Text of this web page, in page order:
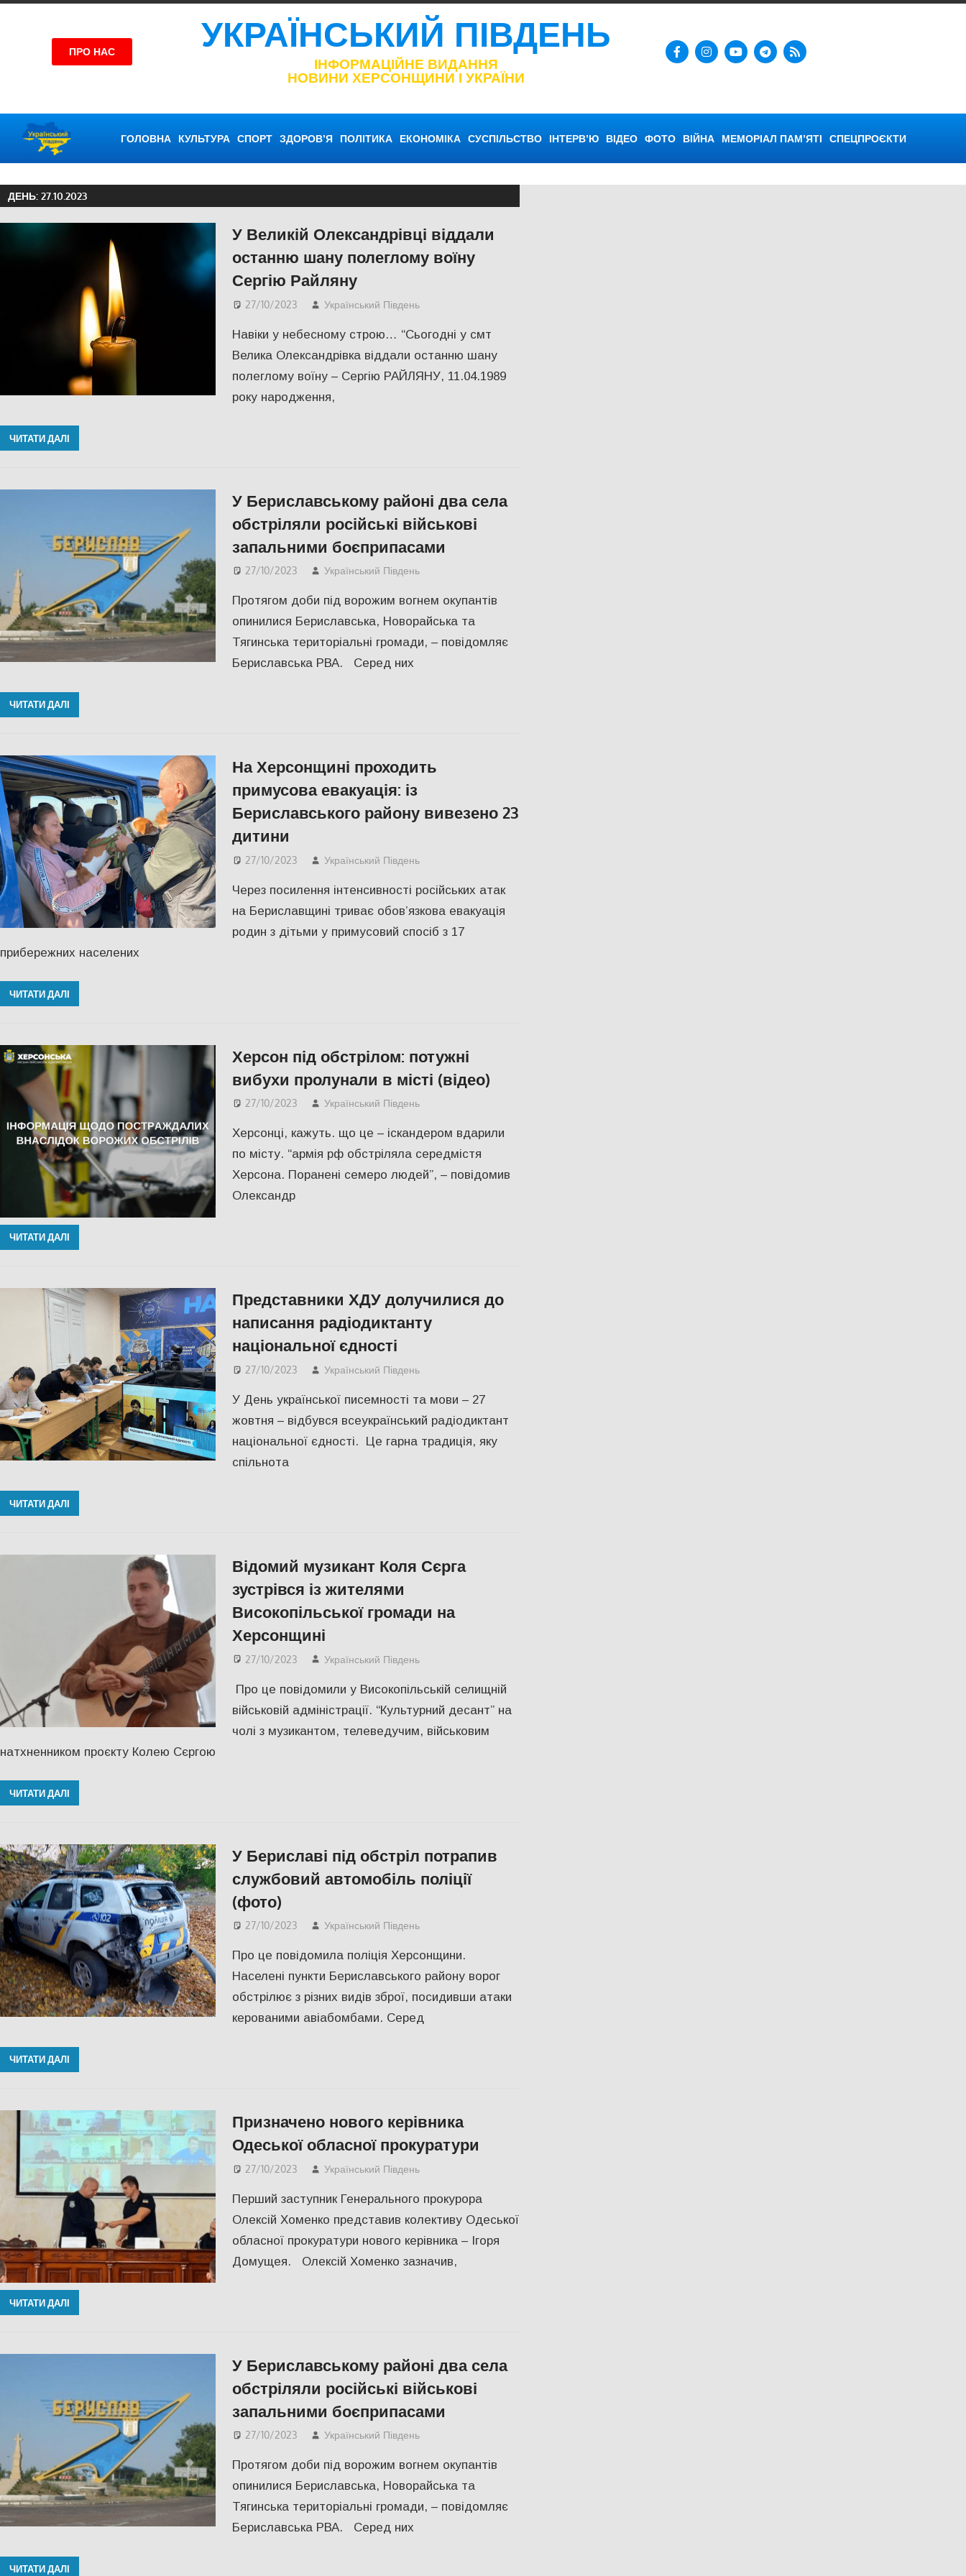
ПРО НАС УКРАЇНСЬКИЙ ПІВДЕНЬ
ІНФОРМАЦІЙНЕ ВИДАННЯ
НОВИНИ ХЕРСОНЩИНИ І УКРАЇНИ
ГОЛОВНА КУЛЬТУРА СПОРТ ЗДОРОВ’Я ПОЛІТИКА ЕКОНОМІКА СУСПІЛЬСТВО ІНТЕРВ’Ю ВІДЕО ФОТО ВІЙНА МЕМОРІАЛ ПАМ’ЯТІ СПЕЦПРОЄКТИ
ДЕНЬ:27.10.2023
У Великій Олександрівці віддали
останню шану полеглому воїну
Сергію Райляну
27/10/2023 Український Південь
Навіки у небесному строю… “Сьогодні у смт
Велика Олександрівка віддали останню шану
полеглому воїну – Сергію РАЙЛЯНУ, 11.04.1989
року народження,
ЧИТАТИ ДАЛІ
У Бериславському районі два села
обстріляли російські військові
запальними боєприпасами
27/10/2023 Український Південь
Протягом доби під ворожим вогнем окупантів
опинилися Бериславська, Новорайська та
Тягинська територіальні громади, – повідомляє
Бериславська РВА. Серед них
ЧИТАТИ ДАЛІ
На Херсонщині проходить
примусова евакуація: із
Бериславського району вивезено 23
дитини
27/10/2023 Український Південь
Через посилення інтенсивності російських атак
на Бериславщині триває обов’язкова евакуація
родин з дітьми у примусовий спосіб з 17
прибережних населених
ЧИТАТИ ДАЛІ
Херсон під обстрілом: потужні
вибухи пролунали в місті (відео)
27/10/2023 Український Південь
Херсонці, кажуть. що це – іскандером вдарили
по місту. “армія рф обстріляла середмістя
Херсона. Поранені семеро людей”, – повідомив
Олександр
ЧИТАТИ ДАЛІ
Представники ХДУ долучилися до
написання радіодиктанту
національної єдності
27/10/2023 Український Південь
У День української писемності та мови – 27
жовтня – відбувся всеукраїнський радіодиктант
національної єдності. Це гарна традиція, яку
спільнота
ЧИТАТИ ДАЛІ
Відомий музикант Коля Сєрга
зустрівся із жителями
Високопільської громади на
Херсонщині
27/10/2023 Український Південь
Про це повідомили у Високопільській селищній
військовій адміністрації. “Культурний десант” на
чолі з музикантом, телеведучим, військовим
натхненником проєкту Колею Сєргою
ЧИТАТИ ДАЛІ
У Бериславі під обстріл потрапив
службовий автомобіль поліції
(фото)
27/10/2023 Український Південь
Про це повідомила поліція Херсонщини.
Населені пункти Бериславського району ворог
обстрілює з різних видів зброї, посидивши атаки
керованими авіабомбами. Серед
ЧИТАТИ ДАЛІ
Призначено нового керівника
Одеської обласної прокуратури
27/10/2023 Український Південь
Перший заступник Генерального прокурора
Олексій Хоменко представив колективу Одеської
обласної прокуратури нового керівника – Ігоря
Домущея. Олексій Хоменко зазначив,
ЧИТАТИ ДАЛІ
У Бериславському районі два села
обстріляли російські військові
запальними боєприпасами
27/10/2023 Український Південь
Протягом доби під ворожим вогнем окупантів
опинилися Бериславська, Новорайська та
Тягинська територіальні громади, – повідомляє
Бериславська РВА. Серед них
ЧИТАТИ ДАЛІ